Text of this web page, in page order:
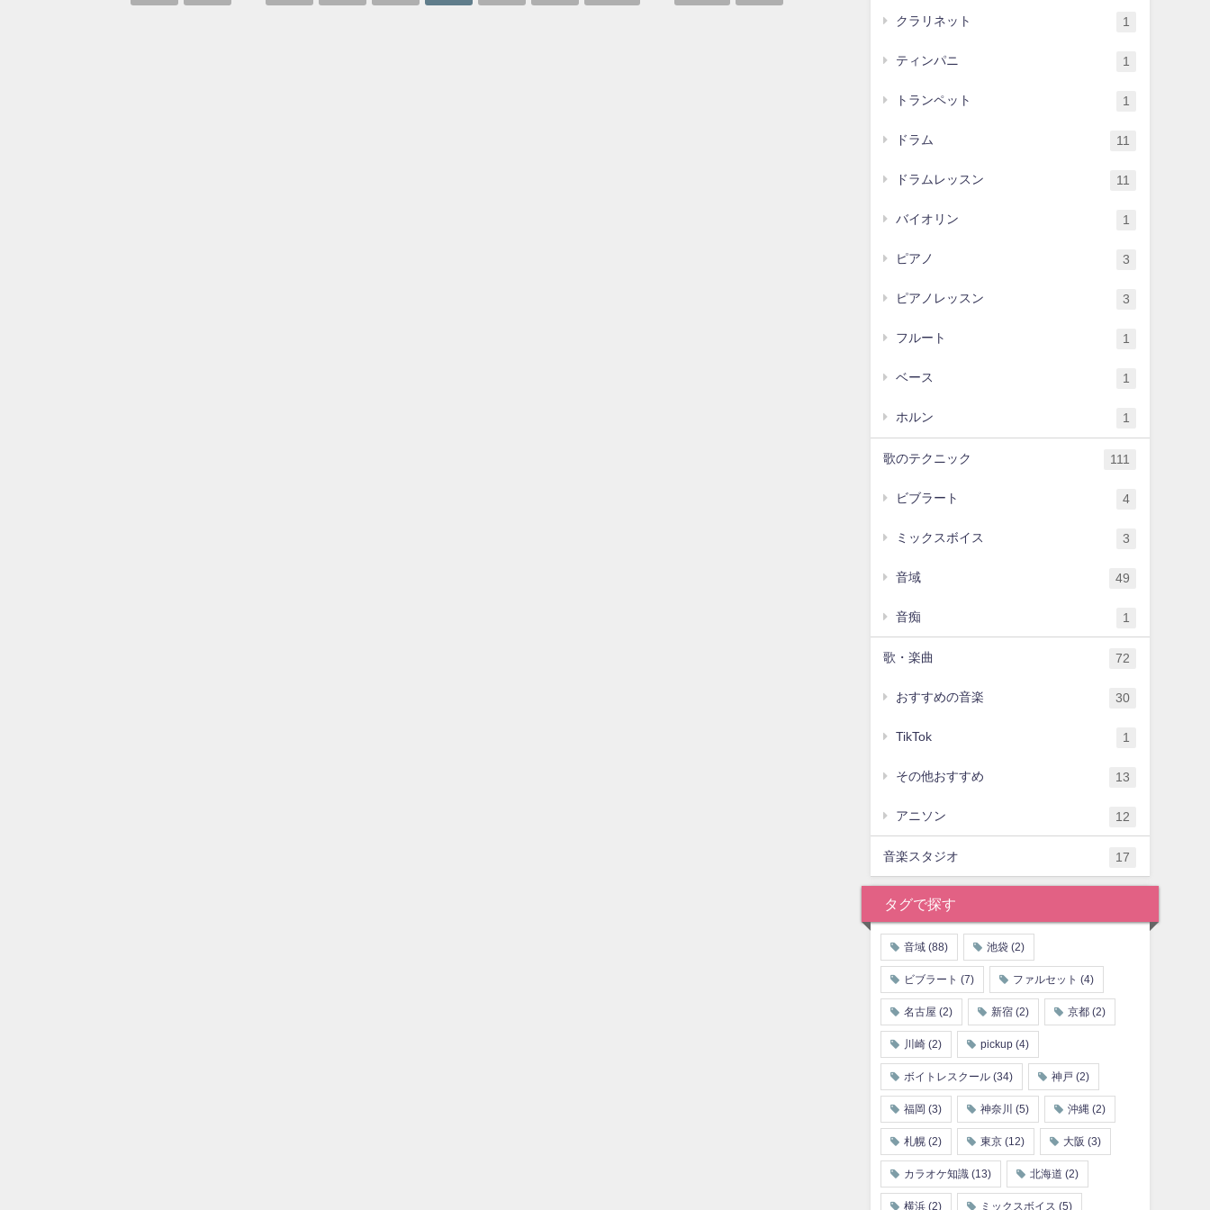
クラリネット 1
ティンパニ 1
トランペット 1
ドラム 11
ドラムレッスン 11
バイオリン 1
ピアノ 3
ピアノレッスン 3
フルート 1
ベース 1
ホルン 1
歌のテクニック 111
ビブラート 4
ミックスボイス 3
音域 49
音痴 1
歌・楽曲 72
おすすめの音楽 30
TikTok 1
その他おすすめ 13
アニソン 12
音楽スタジオ 17
タグで探す
音域(88) 池袋(2)
ビブラート (7) ファルセット (4)
名古屋 (2) 新宿(2) 京都(2)
川崎(2) pickup(4)
ボイトレスクール(34) 神戸 (2)
福岡 (3) 神奈川 (5) 沖縄 (2)
札幌(2) 東京(12) 大阪 (3)
カラオケ知識 (13) 北海道 (2)
横浜(2) ミックスボイス (5)